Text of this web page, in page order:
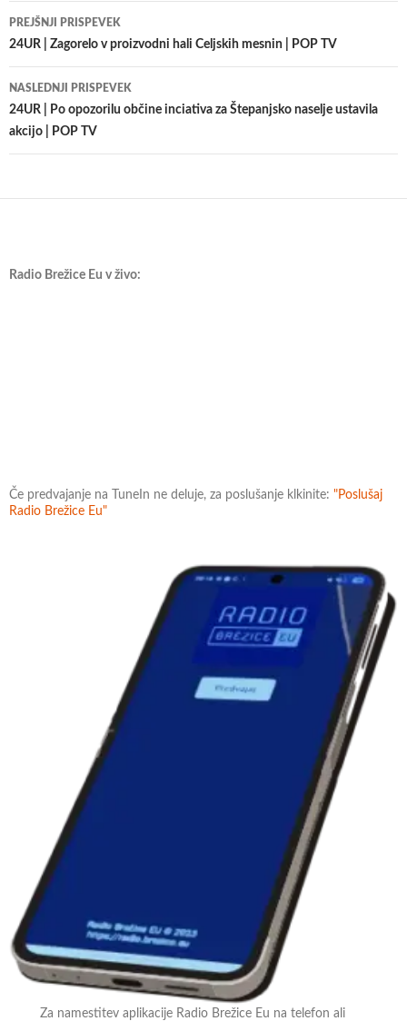
Krmarjenje
po
prispevkih
PREJŠNJI PRISPEVEK
24UR | Zagorelo v proizvodni hali Celjskih mesnin | POP TV
NASLEDNJI PRISPEVEK
24UR | Po opozorilu občine inciativa za Štepanjsko naselje ustavila
akcijo | POP TV
Radio Brežice Eu v živo:
Če predvajanje na TuneIn ne deluje, za poslušanje klkinite: "Poslušaj
Radio Brežice Eu"
Za namestitev aplikacije Radio Brežice Eu na telefon ali